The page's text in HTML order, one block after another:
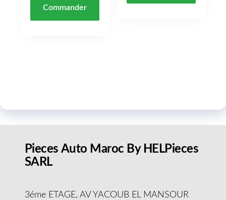
Commander
Pieces Auto Maroc By HELPieces
SARL
3éme ETAGE, AV YACOUB EL MANSOUR